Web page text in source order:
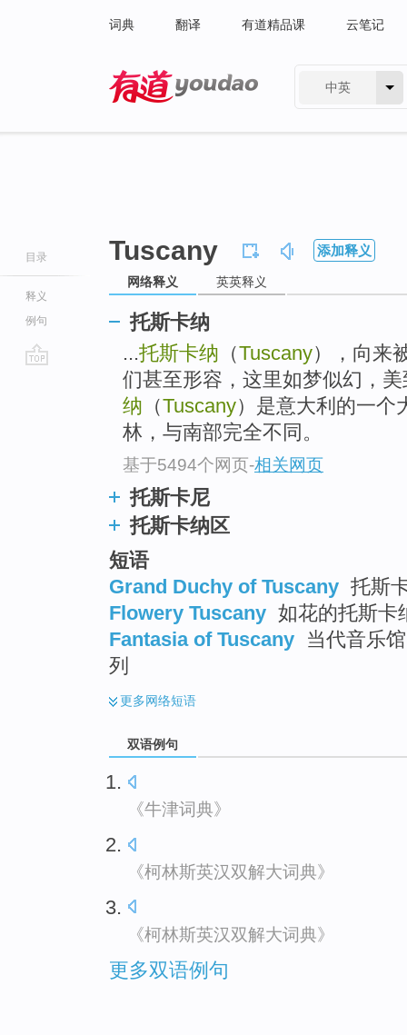
词典 翻译 有道精品课 云笔记
中英
目录
释义
例句
Tuscany 添加释义
网络释义 英英释义
托斯卡纳
...托斯卡纳 （Tuscany），向来
们甚至形容，这里如梦似幻，
纳 （Tuscany）是意大利的一个
林，与南部完全不同。
基于5494个网页-相关网页
托斯卡尼
托斯卡纳区
短语
Grand Duchy of Tuscany 托斯
Flowery Tuscany 如花的托斯卡
Fantasia of Tuscany 当代音乐
列
更多网络短语
双语例句
《牛津词典》
《柯林斯英汉双解大词典》
《柯林斯英汉双解大词典》
更多双语例句